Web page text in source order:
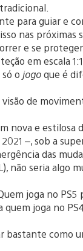
para guiar e
nas próximas
e se
em escala
o jogoque é
visão de
nova e estilosa
–, sob a
das
não seria
joga no
joga no
bastante como